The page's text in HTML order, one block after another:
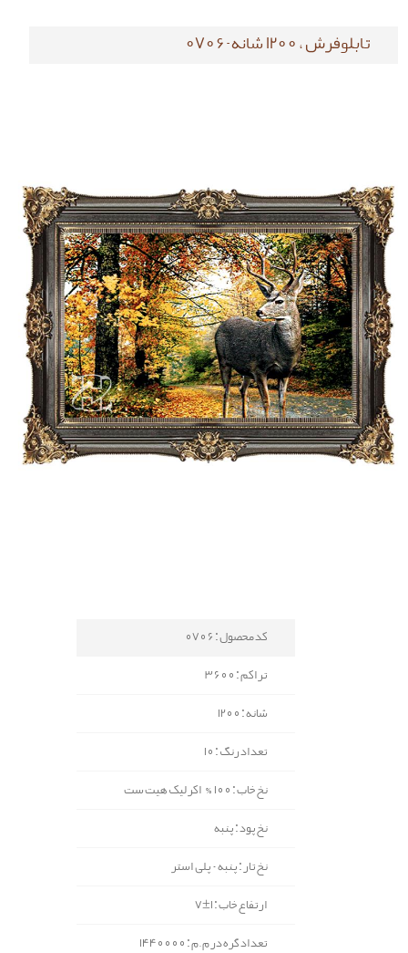
تابلوفرش ، 1200 شانه-0706
کد محصول : 0706
تراکم : 3600
شانه : 1200
تعداد رنگ : 10
نخ خاب : 100% اکرلیک هیت ست
نخ پود : پنبه
نخ تار : پنبه - پلی استر
ارتفاع خاب : 1±7
تعداد گره در م.م : 1440000